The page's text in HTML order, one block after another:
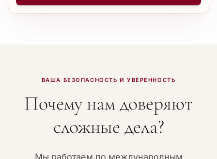
ВАША БЕЗОПАСНОСТЬ И УВЕРЕННОСТЬ
Почему нам доверяют
сложные дела?
Мы работаем по международным